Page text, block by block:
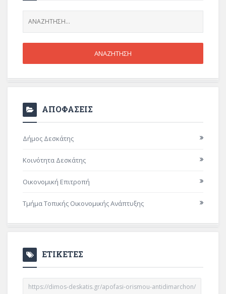
ΑΠΟΦΑΣΕΙΣ
Δήμος Δεσκάτης
Κοινότητα Δεσκάτης
Οικονομική Επιτροπή
Τμήμα Τοπικής Οικονομικής Ανάπτυξης
ΕΤΙΚΕΤΕΣ
https://dimos-deskatis.gr/apofasi-orismou-antidimarchon/